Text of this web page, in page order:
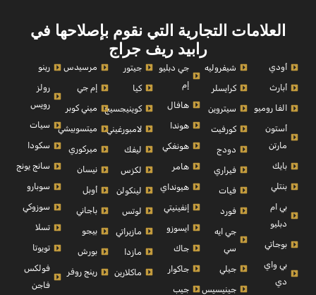
العلامات التجارية التي نقوم بإصلاحها في
رابيد ريف جراج
أودي
أبارث
الفا روميو
أستون
مارتن
بايك
بنتلي
بي ام
دبليو
بوجاتي
بي واي
دي
شيفروليه
كرايسلر
سيتروين
كورفيت
دودج
فيراري
فيات
فورد
جي ايه
سي
جيلي
جينيسيس
جي دبليو
إم
هافال
هوندا
هونغكي
هامر
هيونداي
إنفينيتي
ايسوزو
جاك
جاكوار
جيب
جيتور
كيا
كوينيجسيج
لامبورغيني
ليفك
لكزس
لينكولن
لوتس
مازيراتي
مازدا
ماكلارين
مرسيدس
إم جي
ميني كوبر
ميتسوبيشي
ميركوري
نيسان
أوبل
باجاني
بيجو
بورش
رينج روفر
رينو
رولز
رويس
سيات
سكودا
سانج يونج
سوبارو
سوزوكي
تسلا
تويوتا
فولكس
فاجن